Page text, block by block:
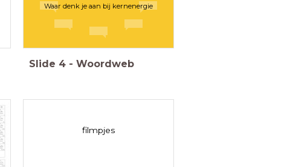
Waar denk je aan bij kernenergie
Slide 4 - Woordweb
filmpjes